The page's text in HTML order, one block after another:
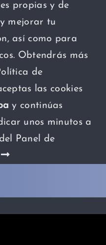
propias y de
mejorar tu
así como para
Obtendrás más
de
las cookies
y continúas
unos minutos a
Panel de